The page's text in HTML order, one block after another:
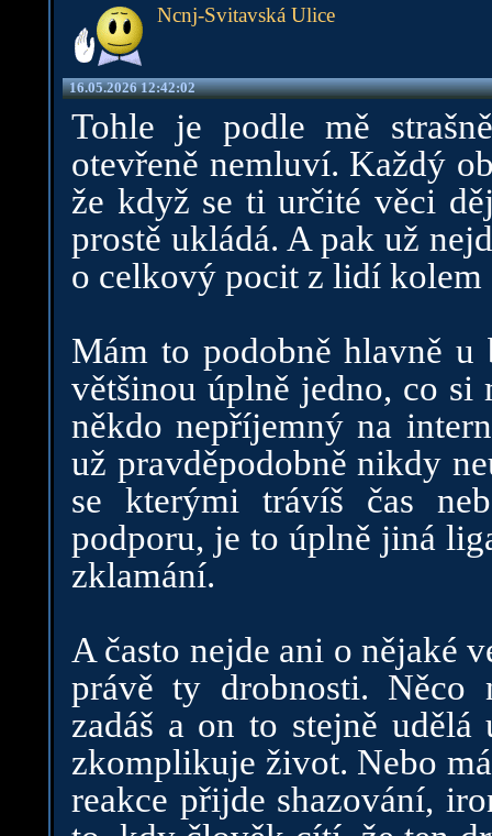
Ncnj-Svitavská Ulice
16.05.2026 12:42:02
Tohle je podle mě
otevřeně nemluví. Každý
že když se ti určité věci
prostě ukládá. A pak už
o celkový pocit z lidí kolem
Mám to podobně hlavně
většinou úplně jedno, co
někdo nepříjemný na
už pravděpodobně nikdy
se kterými trávíš čas
podporu, je to úplně jiná
zklamání.
A často nejde ani o nějaké
právě ty drobnosti. Něco
zadáš a on to stejně
zkomplikuje život. Nebo
reakce přijde shazování,